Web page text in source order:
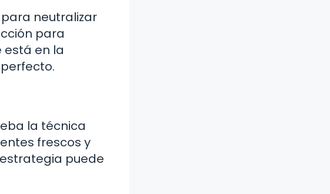
neutralizar
para
está en la
la técnica
frescos y
puede